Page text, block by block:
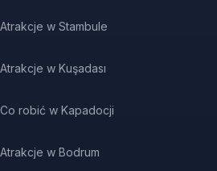
Atrakcje w Stambule
Atrakcje w Kuşadası
Co robić w Kapadocji
Atrakcje w Bodrum